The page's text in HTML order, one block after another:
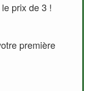
prix de 3 !
première